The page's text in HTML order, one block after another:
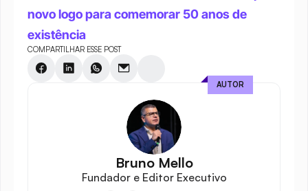
novo logo para comemorar 50 anos de
existência
COMPARTILHAR ESSE POST
Bruno Mello
Fundador e Editor Executivo
AUTOR